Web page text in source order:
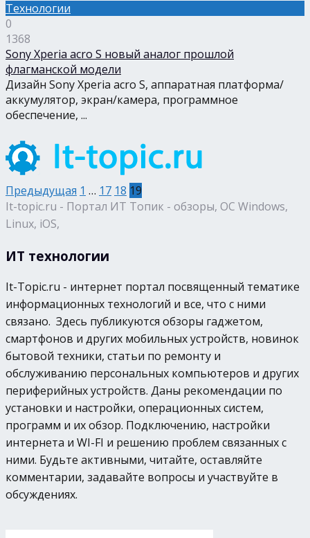
Технологии
0
1368
Sony Xperia acro S новый аналог прошлой
флагманской модели
Дизайн Sony Xperia acro S, аппаратная платформа/
аккумулятор, экран/камера, программное
обеспечение, ...
Предыдущая 1 … 17 18 19
It-topic.ru - Портал ИТ Топик - обзоры, ОС Windows,
Linux, iOS,
ИТ технологии
It-Topic.ru - интернет портал посвященный тематике
информационных технологий и все, что с ними
связано. Здесь публикуются обзоры гаджетом,
смартфонов и других мобильных устройств, новинок
бытовой техники, статьи по ремонту и
обслуживанию персональных компьютеров и других
периферийных устройств. Даны рекомендации по
установки и настройки, операционных систем,
программ и их обзор. Подключению, настройки
интернета и WI-FI и решению проблем связанных с
ними. Будьте активными, читайте, оставляйте
комментарии, задавайте вопросы и участвуйте в
обсуждениях.